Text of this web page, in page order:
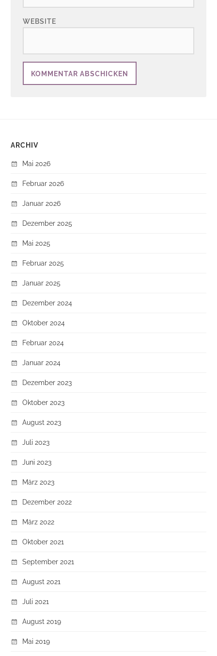
WEBSITE
ARCHIV
Mai 2026
Februar 2026
Januar 2026
Dezember 2025
Mai 2025
Februar 2025
Januar 2025
Dezember 2024
Oktober 2024
Februar 2024
Januar 2024
Dezember 2023
Oktober 2023
August 2023
Juli 2023
Juni 2023
März 2023
Dezember 2022
März 2022
Oktober 2021
September 2021
August 2021
Juli 2021
August 2019
Mai 2019